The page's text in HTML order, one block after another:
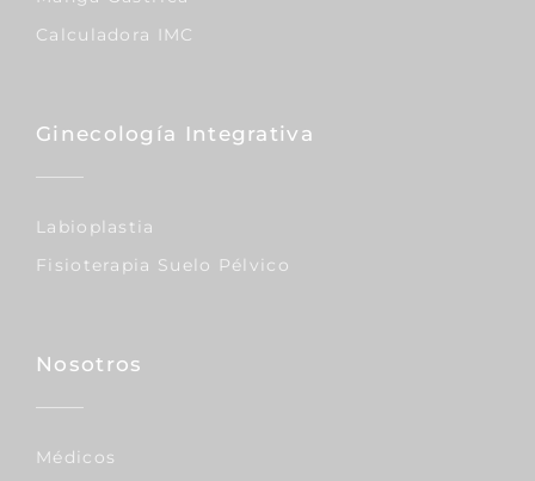
Calculadora IMC
Ginecología Integrativa
Labioplastia
Fisioterapia Suelo Pélvico
Nosotros
Médicos